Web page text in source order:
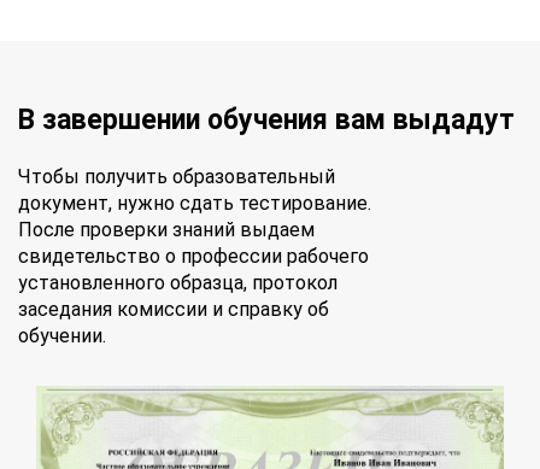
В завершении обучения вам выдадут
Чтобы получить образовательный
документ, нужно сдать тестирование.
После проверки знаний выдаем
свидетельство о профессии рабочего
установленного образца, протокол
заседания комиссии и справку об
обучении.